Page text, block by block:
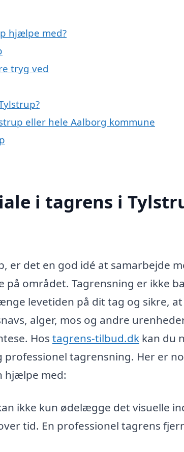
hjælpe med?
tryg ved
eller hele Aalborg kommune
i tagrens i
er det en god idé at samarbejde
området. Tagrensning er ikke
levetiden på dit tag og sikre,
alger, mos og andre
Hos tagrens-tilbud.dk kan du
tagrensning. Her er
hjælpe med:
ikke kun ødelægge det visuelle
tid. En professionel tagrens